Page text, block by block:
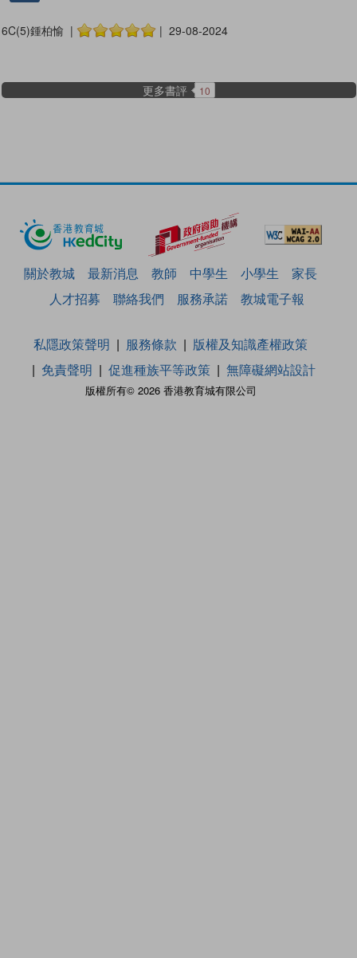
6C(5)鍾柏愉 | | 29-08-2024
更多書評 10
關於教城 最新消息 教師 中學生 小學生
家長
人才招募
聯絡我們 服務承諾 教城電子報
版權所有© 2026 香港教育城有限公司
私隱政策聲明 服務條款
版權及知識產權政策
免責聲明
促進種族平等政策 無障礙網站設計